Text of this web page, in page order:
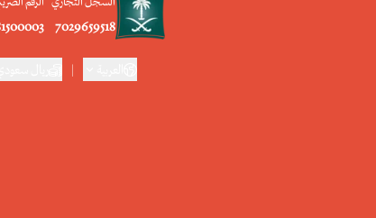
7029659518
|